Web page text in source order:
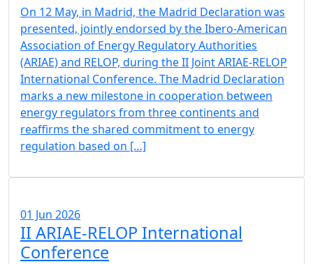
On 12 May, in Madrid, the Madrid Declaration was
presented, jointly endorsed by the Ibero-American
Association of Energy Regulatory Authorities
(ARIAE) and RELOP, during the II Joint ARIAE-RELOP
International Conference. The Madrid Declaration
marks a new milestone in cooperation between
energy regulators from three continents and
reaffirms the shared commitment to energy
regulation based on […]
01 Jun 2026
II ARIAE-RELOP International
Conference